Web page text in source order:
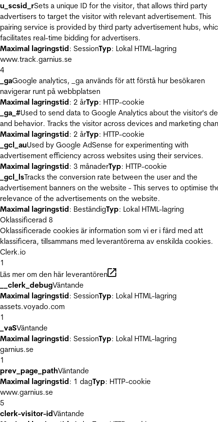
u_scsid_rSets a unique ID for the visitor, that allows third party
advertisers to target the visitor with relevant advertisement. This
pairing service is provided by third party advertisement hubs,
facilitates real-time bidding for advertisers.
Maximal lagringstid: SessionTyp: Lokal HTML-lagring
www.track.garnius.se
4
_gaGoogle analytics, _ga används för att förstå hur besökaren
navigerar runt på webbplatsen
Maximal lagringstid: 2 årTyp: HTTP-cookie
_ga_#Used to send data to Google Analytics about the visitor's
and behavior. Tracks the visitor across devices and marketing
Maximal lagringstid: 2 årTyp: HTTP-cookie
_gcl_auUsed by Google AdSense for experimenting with
advertisement efficiency across websites using their services.
Maximal lagringstid: 3 månaderTyp: HTTP-cookie
_gcl_lsTracks the conversion rate between the user and the
advertisement banners on the website - This serves to optimise
relevance of the advertisements on the website.
Maximal lagringstid: BeständigTyp: Lokal HTML-lagring
Oklassificerad 8
Oklassificerade cookies är information som vi er i färd med att
klassificera, tillsammans med leverantörerna av enskilda cookies.
Clerk.io
1
Läs mer om den här leverantören
__clerk_debugVäntande
Maximal lagringstid: SessionTyp: Lokal HTML-lagring
assets.voyado.com
1
_vaSVäntande
Maximal lagringstid: SessionTyp: Lokal HTML-lagring
garnius.se
1
prev_page_pathVäntande
Maximal lagringstid: 1 dagTyp: HTTP-cookie
www.garnius.se
5
clerk-visitor-idVäntande